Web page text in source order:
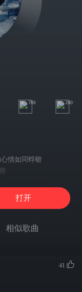
769 280
情如同蜉蝣
不了
间自己却已至此心境
有的感觉已快成形
打开
相似歌曲
41